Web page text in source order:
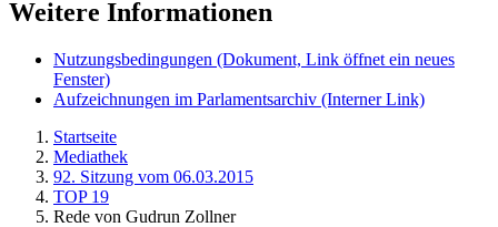
Weitere Informationen
Nutzungsbedingungen (Dokument, Link öffnet ein neues
Fenster)
Aufzeichnungen im Parlamentsarchiv (Interner Link)
Startseite
Mediathek
92. Sitzung vom 06.03.2015
TOP 19
Rede von Gudrun Zollner